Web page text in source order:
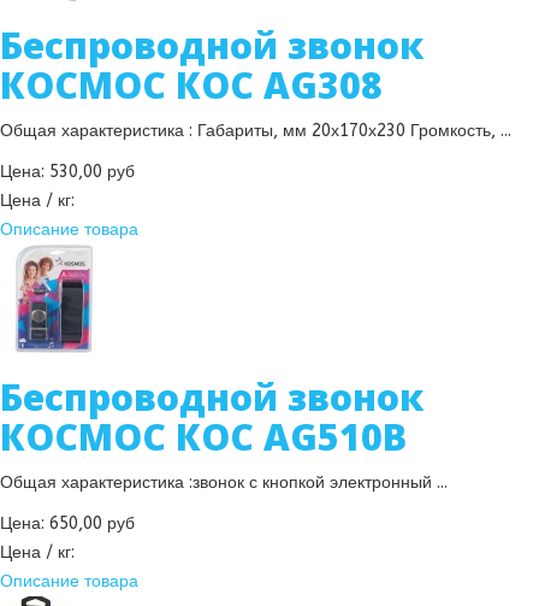
Беспроводной звонок
КОСМОС КОС AG308
Общая характеристика : Габариты, мм 20х170х230 Громкость, ...
Цена: 530,00 руб
Цена / кг:
Описание товара
Беспроводной звонок
КОСМОС КОС AG510B
Общая характеристика :звонок с кнопкой электронный ...
Цена: 650,00 руб
Цена / кг:
Описание товара